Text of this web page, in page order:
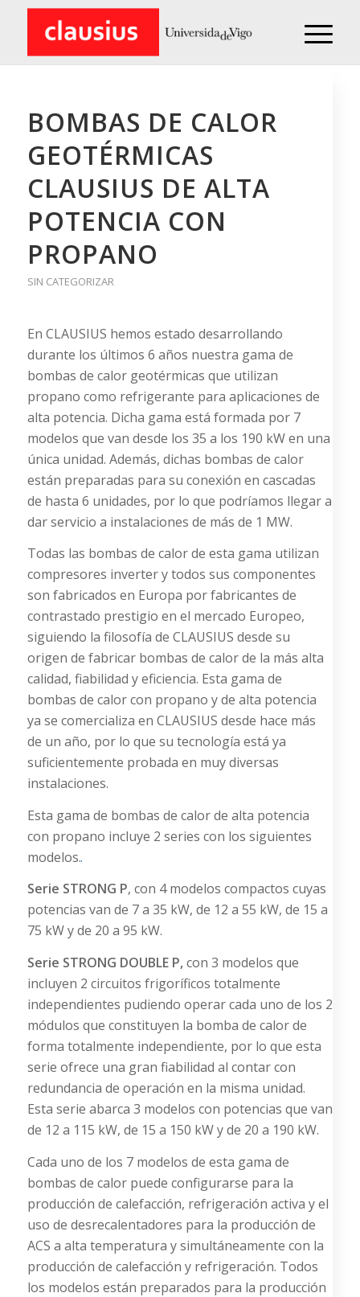
BOMBAS DE CALOR
GEOTÉRMICAS
CLAUSIUS DE ALTA
POTENCIA CON
PROPANO
SIN CATEGORIZAR
En CLAUSIUS hemos estado desarrollando
durante los últimos 6 años nuestra gama de
bombas de calor geotérmicas que utilizan
propano como refrigerante para aplicaciones de
alta potencia. Dicha gama está formada por 7
modelos que van desde los 35 a los 190 kW en una
única unidad. Además, dichas bombas de calor
están preparadas para su conexión en cascadas
de hasta 6 unidades, por lo que podríamos llegar a
dar servicio a instalaciones de más de 1 MW.
Todas las bombas de calor de esta gama utilizan
compresores inverter y todos sus componentes
son fabricados en Europa por fabricantes de
contrastado prestigio en el mercado Europeo,
siguiendo la filosofía de CLAUSIUS desde su
origen de fabricar bombas de calor de la más alta
calidad, fiabilidad y eficiencia. Esta gama de
bombas de calor con propano y de alta potencia
ya se comercializa en CLAUSIUS desde hace más
de un año, por lo que su tecnología está ya
suficientemente probada en muy diversas
instalaciones.
Esta gama de bombas de calor de alta potencia
con propano incluye 2 series con los siguientes
modelos.
Serie STRONG P, con 4 modelos compactos cuyas
potencias van de 7 a 35 kW, de 12 a 55 kW, de 15 a
75 kW y de 20 a 95 kW.
Serie STRONG DOUBLE P,con 3 modelos que
incluyen 2 circuitos frigoríficos totalmente
independientes pudiendo operar cada uno de los 2
módulos que constituyen la bomba de calor de
forma totalmente independiente, por lo que esta
serie ofrece una gran fiabilidad al contar con
redundancia de operación en la misma unidad.
Esta serie abarca 3 modelos con potencias que van
de 12 a 115 kW, de 15 a 150 kW y de 20 a 190 kW.
Cada uno de los 7 modelos de esta gama de
bombas de calor puede configurarse para la
producción de calefacción, refrigeración activa y el
uso de desrecalentadores para la producción de
ACS a alta temperatura y simultáneamente con la
producción de calefacción y refrigeración. Todos
los modelos están preparados para la producción